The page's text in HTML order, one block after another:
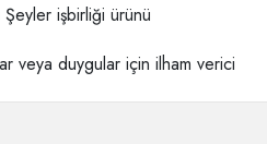
işbirliği ürünü
veya duygular için ilham verici